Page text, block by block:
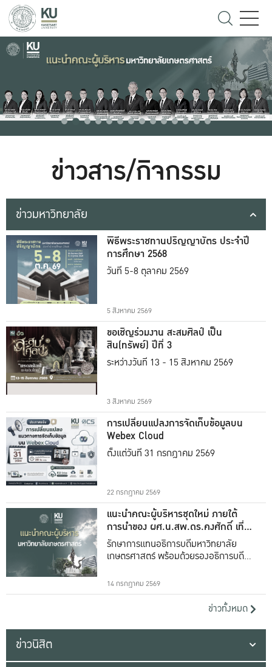
ข่าวสาร/กิจกรรม
ข่าวมหาวิทยาลัย
พิธีพระราชทานปริญญาบัตร ประจำปี
การศึกษา 2568
วันที่ 5-8 ตุลาคม 2569
5 สิงหาคม 2569
ขอเชิญร่วมงาน สะสมศิลป์ เป็น
สิน(ทรัพย์) ปีที่ 3
ระหว่างวันที่ 13 - 15 สิงหาคม 2569
3 สิงหาคม 2569
การเปลี่ยนแปลงการจัดเก็บข้อมูลบน
Webex Cloud
ตั้งแต่วันที่ 31 กรกฎาคม 2569
22 กรกฎาคม 2569
แนะนำคณะผู้บริหารชุดใหม่ ภายใต้
การนำของ ผศ.น.สพ.ดร.คงศักดิ์ เที่ยง
ธรรม
รักษาการแทนอธิการบดีมหาวิทยาลัย
เกษตรศาสตร์ พร้อมด้วยรองอธิการบดีทั้ง
14 กรกฎาคม 2569
ข่าวทั้งหมด
ข่าวนิสิต